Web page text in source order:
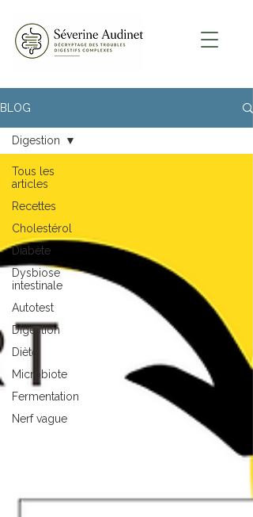
BLOG
Tous les
articles
Recettes
Cholestérol
Diabète
Dysbiose
intestinale
Autotest
Digestion
Diète
Microbiote
Fermentation
Nerf vague
Digestion